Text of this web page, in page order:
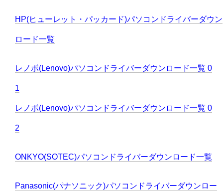
HP(ヒューレット・パッカード)パソコンドライバーダウン
ロード一覧
レノボ(Lenovo)パソコンドライバーダウンロード一覧 0
1
レノボ(Lenovo)パソコンドライバーダウンロード一覧 0
2
ONKYO(SOTEC)パソコンドライバーダウンロード一覧
Panasonic(パナソニック)パソコンドライバーダウンロー